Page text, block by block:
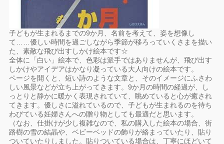
子どもが生まれるまでの9か月、名前を考えて、姿を想像し
て……優しい時間を過ごしながら季節が移ろっていくさまを描い
た、素敵な飛び出すしかけ絵本です☆
全体に「白い」絵本で、色彩は派手ではありませんが、飛び出す
しかけやアイデアはかなり凝っている大人向けの絵本です。
ページを開くと、短い詩のような文章と、そのイメージにふさわ
しい風景などが立ち上がってきます。9か月の時間の経過が、し
っとりと静かに暖かく表現されていて、眺めていると心が癒され
てきます。優しさに溢れているので、子どもが生まれるのを待ち
わびている妊婦さんへの贈り物としても最適だと思います。
（なお、仕掛けが少し複雑なので、私の購入した絵本の場合、街
路樹の雪の結晶や、ベビーベッドの飾りが絡まっていたり、貼り
ついていたりしました。貼りついている場合は、丁寧にほどいて